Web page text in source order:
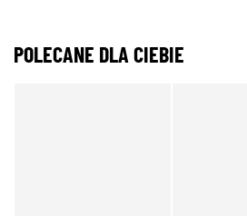
POLECANE DLA CIEBIE